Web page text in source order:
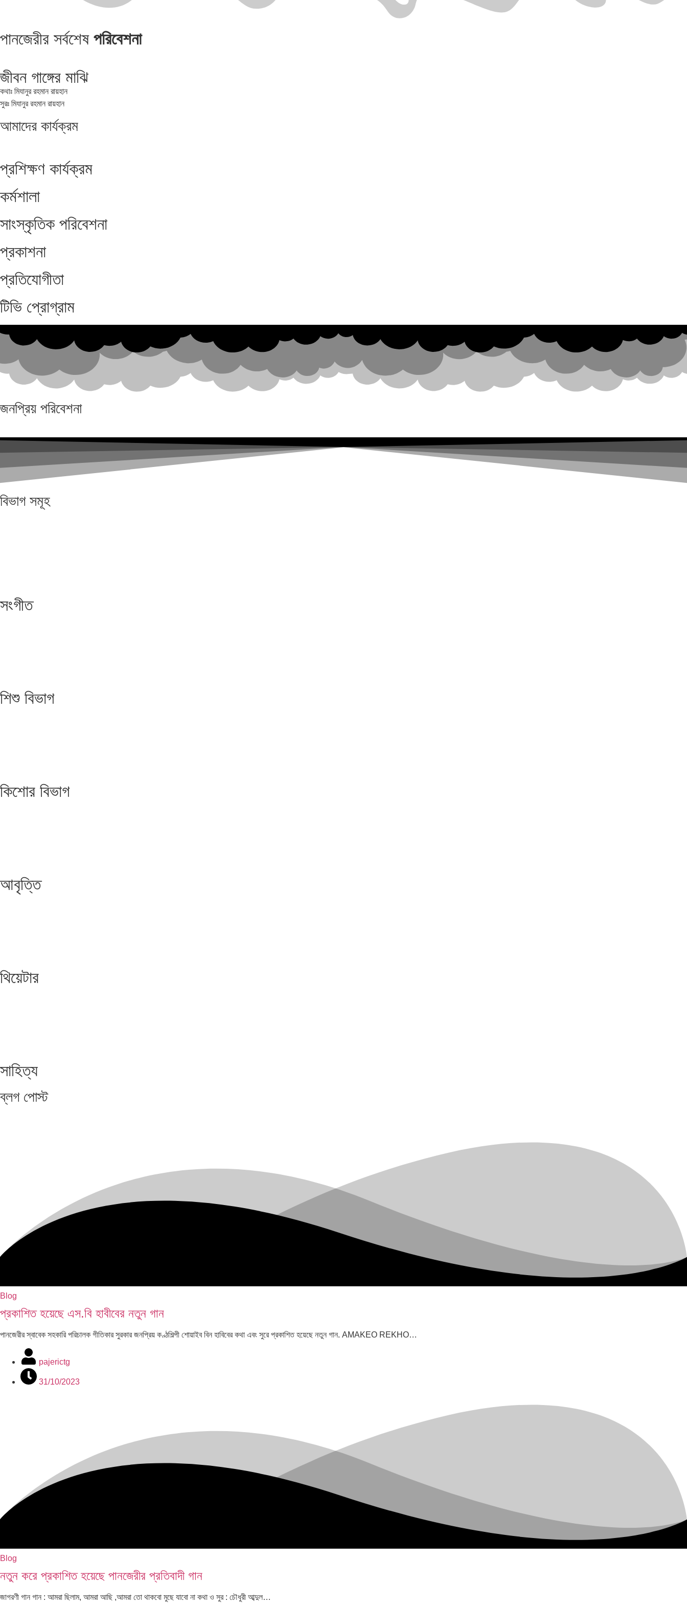
পানজেরীর সর্বশেষ পরিবেশনা
জীবন গাঙ্গের মাঝি
কথাঃ মিযানুর রহমান রায়হান
সুরঃ মিযানুর রহমান রায়হান
আমাদের কার্যক্রম
প্রশিক্ষণ কার্যক্রম
কর্মশালা
সাংস্কৃতিক পরিবেশনা
প্রকাশনা
প্রতিযোগীতা
টিভি প্রোগ্রাম
জনপ্রিয় পরিবেশনা
বিভাগ সমূহ
সংগীত
শিশু বিভাগ
কিশোর বিভাগ
আবৃত্তি
থিয়েটার
সাহিত্য
ব্লগ পোস্ট
Blog
প্রকাশিত হয়েছে এস.বি হাবীবের নতুন গান
পানজেরীর স্বাবেক সহকারি পরিচালক গীতিকার সুরকার জনপ্রিয় কণ্ঠশিল্পী শোয়াইব বিন হাবিবের কথা এবং সুরে প্রকাশিত হয়েছে নতুন গান. AMAKEO REKHO…
pajerictg
31/10/2023
Blog
নতুন করে প্রকাশিত হয়েছে পানজেরীর প্রতিবাদী গান
জাগরণী গান গান : আমরা ছিলাম, আমরা আছি ,আমরা তো থাকবো মুছে যাবো না কথা ও সুর : চৌধুরী আব্দুল…